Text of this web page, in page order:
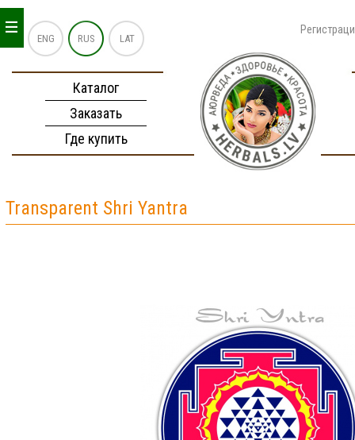
ENG RUS LAT
Каталог
Заказать
Где купить
_
_
_
Transparent Shri Yantra